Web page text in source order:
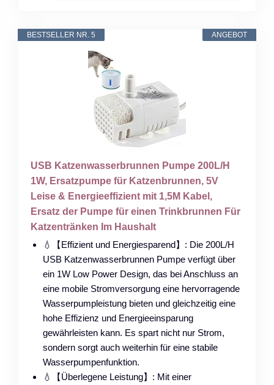
ANGEBOT
BESTSELLER NR. 5
USB Katzenwasserbrunnen Pumpe 200L/H
1W, Ersatzpumpe für Katzenbrunnen, 5V
Leise & Energieeffizient mit 1,5M Kabel,
Ersatz der Pumpe für einen Trinkbrunnen Für
Katzentränken Im Haushalt
💧【Effizient und Energiesparend】: Die 200L/H
USB Katzenwasserbrunnen Pumpe verfügt über
ein 1W Low Power Design, das bei Anschluss an
eine mobile Stromversorgung eine hervorragende
Wasserpumpleistung bieten und gleichzeitig eine
hohe Effizienz und Energieeinsparung
gewährleisten kann. Es spart nicht nur Strom,
sondern sorgt auch weiterhin für eine stabile
Wasserpumpenfunktion.
💧【Überlegene Leistung】: Mit einer